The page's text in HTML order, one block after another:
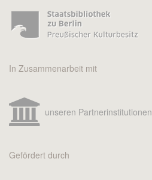
In Zusammenarbeit mit
unseren Partnerinstitutionen
Gefördert durch